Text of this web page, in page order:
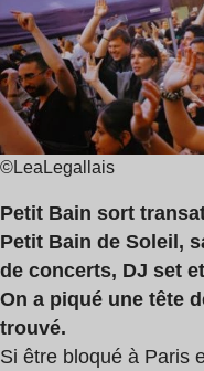
lecture
:
2
min
©LeaLegallais
Petit Bain sort
Petit Bain de Soleil,
de concerts, DJ set
On a piqué une tête
trouvé.
Si être bloqué à Paris